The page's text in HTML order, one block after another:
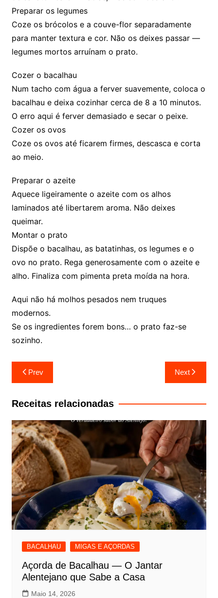
Preparar os legumes
Coze os brócolos e a couve-flor separadamente
para manter textura e cor. Não os deixes passar —
legumes mortos arruínam o prato.
Cozer o bacalhau
Num tacho com água a ferver suavemente, coloca o
bacalhau e deixa cozinhar cerca de 8 a 10 minutos.
O erro aqui é ferver demasiado e secar o peixe.
Cozer os ovos
Coze os ovos até ficarem firmes, descasca e corta
ao meio.
Preparar o azeite
Aquece ligeiramente o azeite com os alhos
laminados até libertarem aroma. Não deixes
queimar.
Montar o prato
Dispõe o bacalhau, as batatinhas, os legumes e o
ovo no prato. Rega generosamente com o azeite e
alho. Finaliza com pimenta preta moída na hora.
Aqui não há molhos pesados nem truques
modernos.
Se os ingredientes forem bons… o prato faz-se
sozinho.
Navegação
de
artigos
Prev Next
Receitas relacionadas
BACALHAU MIGAS E AÇORDAS
Açorda de Bacalhau — O Jantar
Alentejano que Sabe a Casa
Maio 14, 2026